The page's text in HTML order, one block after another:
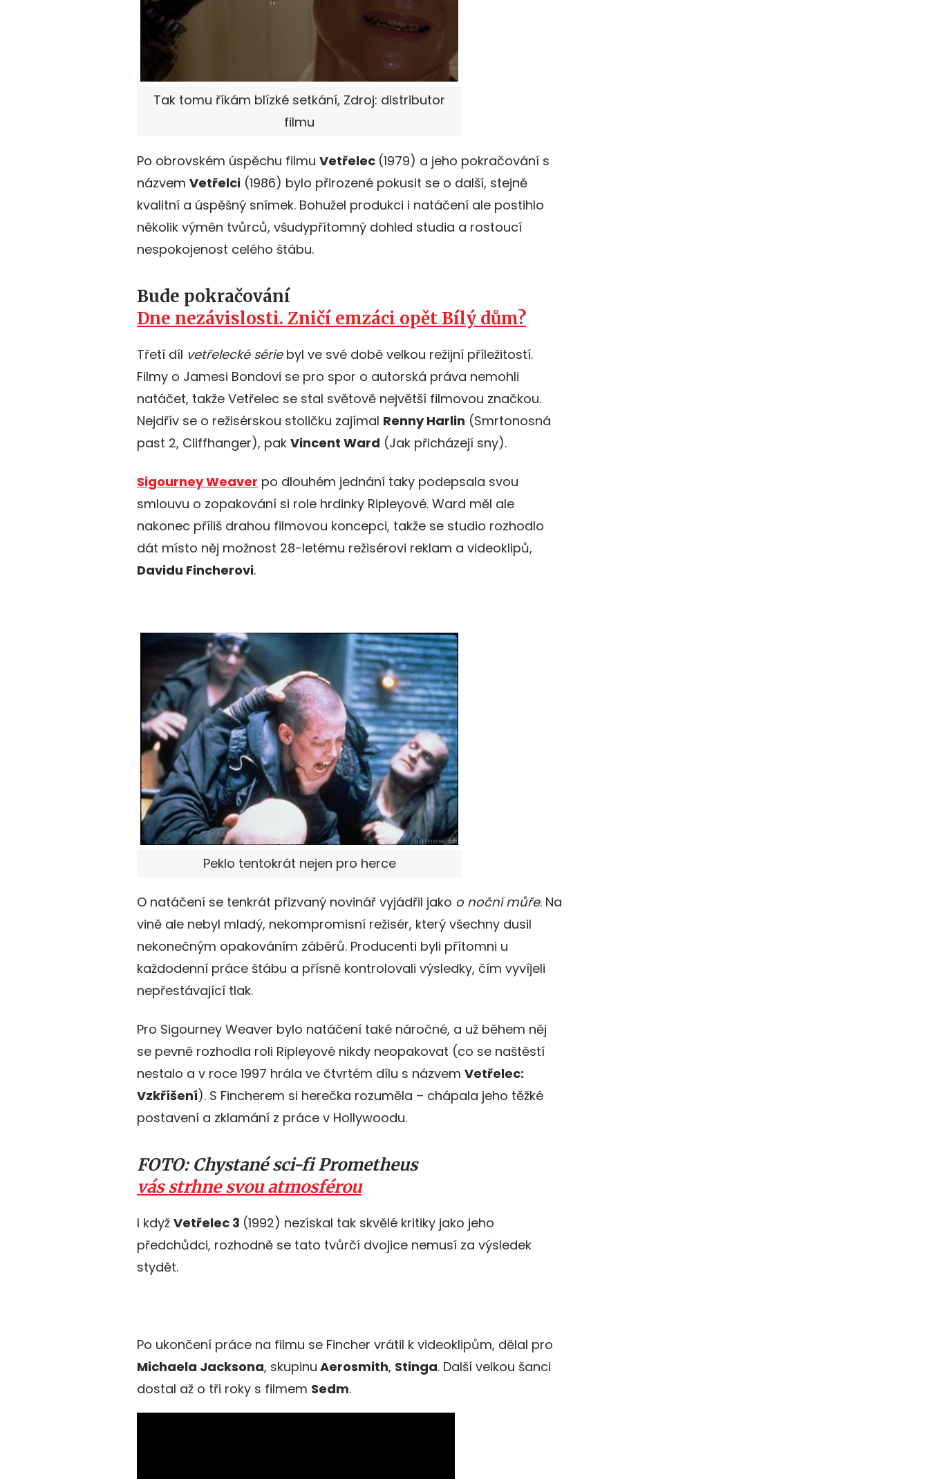
Tak tomu říkám blízké setkání, Zdroj: distributor
filmu
Po obrovském úspěchu filmu Vetřelec (1979) a jeho pokračování s
názvem Vetřelci (1986) bylo přirozené pokusit se o další, stejně
kvalitní a úspěšný snímek. Bohužel produkci i natáčení ale postihlo
několik výměn tvůrců, všudypřítomný dohled studia a rostoucí
nespokojenost celého štábu.
Bude pokračování
Dne nezávislosti. Zničí emzáci opět Bílý dům?
Třetí díl vetřelecké série byl ve své době velkou režijní příležitostí.
Filmy o Jamesi Bondovi se pro spor o autorská práva nemohli
natáčet, takže Vetřelec se stal světově největší filmovou značkou.
Nejdřív se o režisérskou stoličku zajímal Renny Harlin (Smrtonosná
past 2, Cliffhanger), pak Vincent Ward (Jak přicházejí sny).
Sigourney Weaver po dlouhém jednání taky podepsala svou
smlouvu o zopakování si role hrdinky Ripleyové. Ward měl ale
nakonec příliš drahou filmovou koncepci, takže se studio rozhodlo
dát místo něj možnost 28-letému režisérovi reklam a videoklipů,
Davidu Fincherovi.
Peklo tentokrát nejen pro herce
O natáčení se tenkrát přizvaný novinář vyjádřil jako o noční můře. Na
vině ale nebyl mladý, nekompromisní režisér, který všechny dusil
nekonečným opakováním záběrů. Producenti byli přítomni u
každodenní práce štábu a přísně kontrolovali výsledky, čím vyvíjeli
nepřestávající tlak.
Pro Sigourney Weaver bylo natáčení také náročné, a už během něj
se pevně rozhodla roli Ripleyové nikdy neopakovat (co se naštěstí
nestalo a v roce 1997 hrála ve čtvrtém dílu s názvem Vetřelec:
Vzkříšení). S Fincherem si herečka rozuměla – chápala jeho těžké
postavení a zklamání z práce v Hollywoodu.
FOTO: Chystané sci-fi Prometheus
vás strhne svou atmosférou
I když Vetřelec 3 (1992) nezískal tak skvělé kritiky jako jeho
předchůdci, rozhodně se tato tvůrčí dvojice nemusí za výsledek
stydět.
Po ukončení práce na filmu se Fincher vrátil k videoklipům, dělal pro
Michaela Jacksona, skupinu Aerosmith, Stinga. Další velkou šanci
dostal až o tři roky s filmem Sedm.